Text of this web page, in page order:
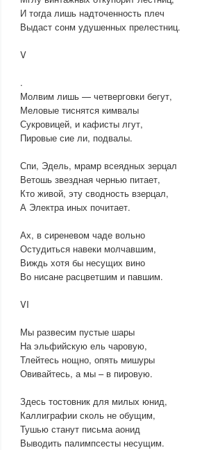
И тогда лишь надточенность плеч
Выдаст сонм удушенных прелестниц.
V
.
Молвим лишь — четверговки бегут,
Меловые тиснятся кимвалы
Сукровицей, и кафисты лгут,
Пировые сие ли, подвалы.
Спи, Эдель, мрамр всеядных зерцал
Ветошь звездная чернью питает,
Кто живой, эту сводность взерцал,
А Электра иных почитает.
Ах, в сиреневом чаде вольно
Остудиться навеки молчавшим,
Виждь хотя бы несущих вино
Во нисане расцветшим и павшим.
VI
Мы развесим пустые шары
На эльфийскую ель чаровую,
Тлейтесь нощно, опять мишуры
Овивайтесь, а мы – в пировую.
Здесь тостовник для милых юнид,
Каллиграфии сколь не обущим,
Тушью станут письма аонид
Выводить палимпсесты несущим.